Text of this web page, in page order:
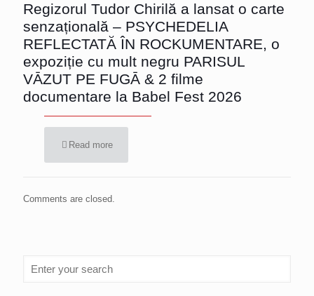
Regizorul Tudor Chirilă a lansat o carte
senzațională – PSYCHEDELIA
REFLECTATĂ ÎN ROCKUMENTARE, o
expoziție cu mult negru PARISUL
VĀZUT PE FUGĀ & 2 filme
documentare la Babel Fest 2026
Read more
Comments are closed.